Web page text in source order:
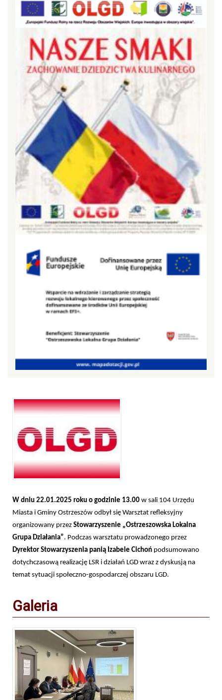
W dniu 22.01.2025 roku o godzinie 13.00 w sali 104 Urzędu
Miasta i Gminy Ostrzeszów odbył się Warsztat refleksyjny
organizowany przez Stowarzyszenie „Ostrzeszowska Lokalna
Grupa Działania”. Podczas warsztatu prowadzonego przez
Dyrektor Stowarzyszenia panią Izabele Cichoń podsumowano
dotychczasową realizację LSR i działań LGD wraz z dyskusją na
temat sytuacji społeczno-gospodarczej obszaru LGD.
Galeria
Zdjęcie